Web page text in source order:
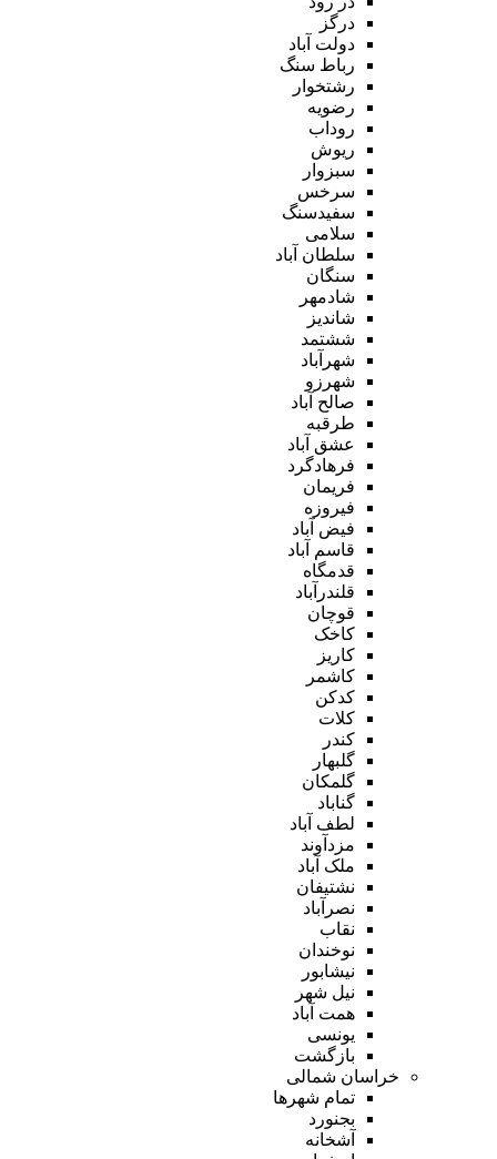
درگز
دولت آباد
رباط سنگ
رشتخوار
رضویه
روداب
ریوش
سبزوار
سرخس
سفیدسنگ
سلامی
سلطان آباد
سنگان
شادمهر
شاندیز
ششتمد
شهرآباد
شهرزو
صالح آباد
طرقبه
عشق آباد
فرهادگرد
فریمان
فیروزه
فیض آباد
قاسم آباد
قدمگاه
قلندرآباد
قوچان
کاخک
کاریز
کاشمر
کدکن
کلات
کندر
گلبهار
گلمکان
گناباد
لطف آباد
مزدآوند
ملک آباد
نشتیفان
نصرآباد
نقاب
نوخندان
نیشابور
نیل شهر
همت آباد
یونسی
بازگشت
خراسان شمالی
تمام شهر‌ها
بجنورد
آشخانه